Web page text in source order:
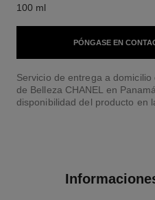
100 ml
PÓNGASE EN
Servicio de entrega a
de Belleza CHANEL en
disponibilidad del producto en